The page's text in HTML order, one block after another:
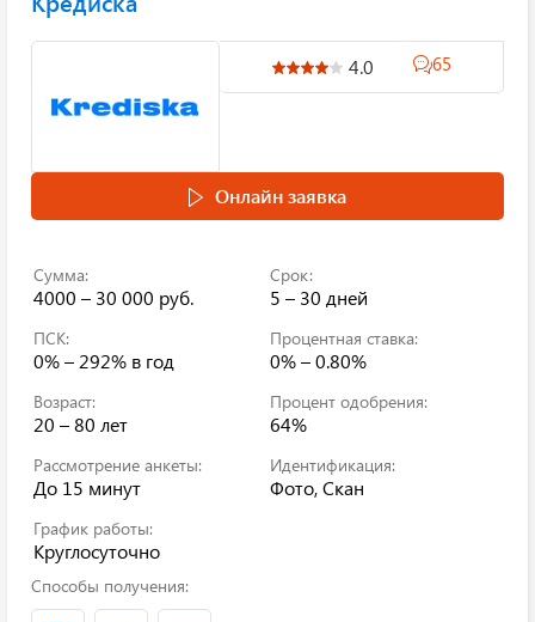
4.0 65
Онлайн заявка
Сумма:
4000 – 30 000 руб.
Срок:
5 – 30 дней
ПСК:
0% – 292% в год
Процентная ставка:
0% – 0.80%
Возраст:
20 – 80 лет
Процент одобрения:
64%
Рассмотрение анкеты:
До 15 минут
Идентификация:
Фото, Скан
График работы:
Круглосуточно
Способы получения: